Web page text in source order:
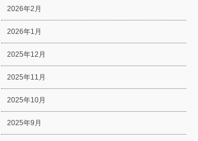
2026年2月
2026年1月
2025年12月
2025年11月
2025年10月
2025年9月